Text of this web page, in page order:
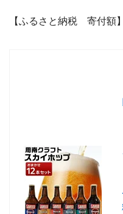
【ふるさと納税 寄付額